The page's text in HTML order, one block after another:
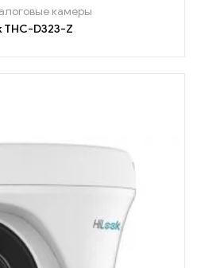
камеры
THC-D323-Z